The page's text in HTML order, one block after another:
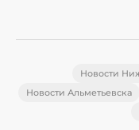
Новости
Новости Альметьевска